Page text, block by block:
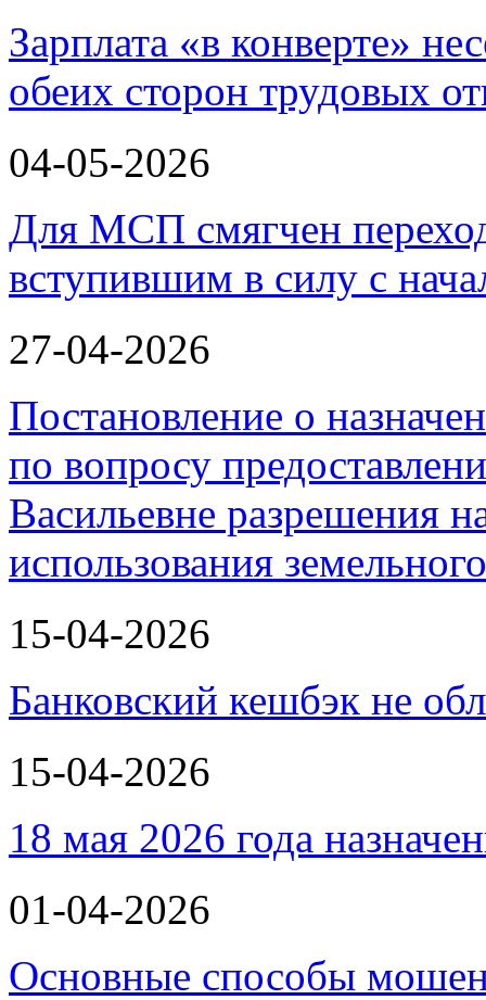
Зарплата «в конверте»
обеих сторон трудовых
04-05-2026
Для МСП смягчен
вступившим в силу с
27-04-2026
Постановление о
по вопросу
Васильевне разрешения
использования
15-04-2026
Банковский кешбэк не
15-04-2026
18 мая 2026 года
01-04-2026
Основные способы